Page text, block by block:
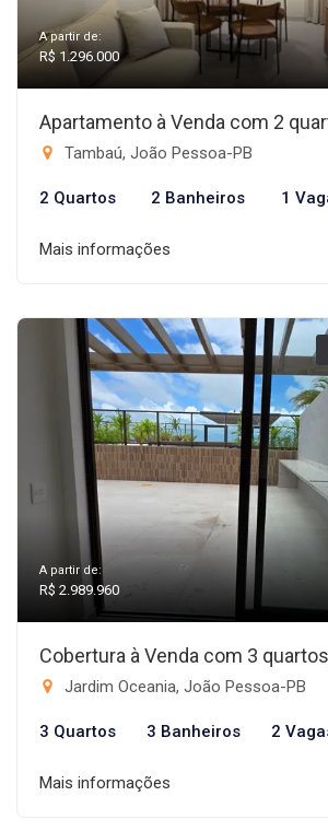
A partir de:
R$ 1.296.000
Apartamento à Venda com 2
Tambaú, João Pessoa-PB
2 Quartos 2 Banheiros 1
Mais informações
A partir de:
R$ 2.989.960
Cobertura à Venda com 3
Jardim Oceania, João Pessoa-PB
3 Quartos 3 Banheiros 2
Mais informações